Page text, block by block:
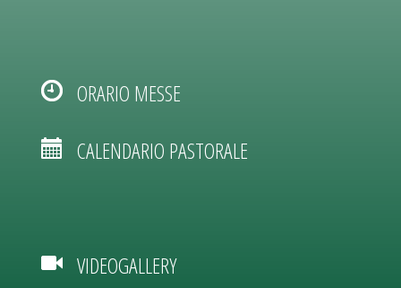
ORARIO MESSE
CALENDARIO PASTORALE
VIDEOGALLERY